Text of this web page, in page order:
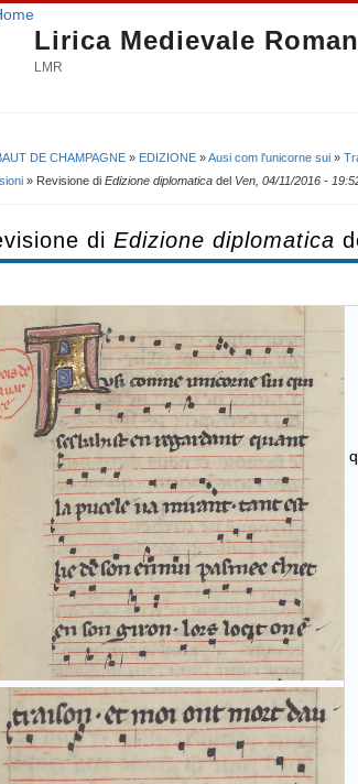
Lirica Medievale
LMR
sei qui
DE CHAMPAGNE » EDIZIONE »Ausi com l'unicorne sui »
» Revisione di Edizione diplomatica del Ven, 04/11/2016 -
di Edizione diplomatica